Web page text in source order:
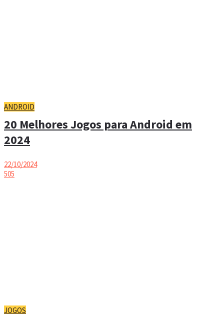
ANDROID
20 Melhores Jogos para Android em
2024
22/10/2024
505
JOGOS